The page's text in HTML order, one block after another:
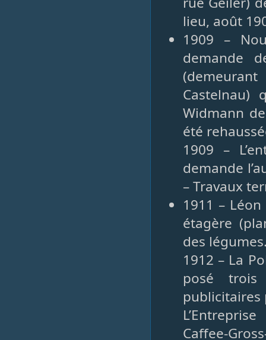
lieu, août
1909 –
demande
Castelnau)
Widmann
été
1909 –
demande
– Travaux
1911 –
étagère
des
1912 – La
posé trois
publicitaires
Caffee-